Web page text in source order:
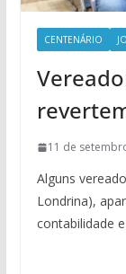
CENTENÁRIO
11 de
Alguns
Londrina),
contabilidade